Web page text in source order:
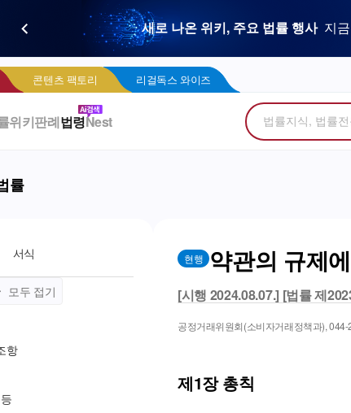
우리 로
콘텐츠 팩토리에서
새로 나온 위키, 주요 법률 행사 지
LegalDocs
Wise 리걸독스
네플라 광고 문의 법률 소비자에
콘텐츠 팩토리 리걸독스 와이즈
위키판례법령Nest
률
서식
모두 접기
항
현행 약관의 규제
[시행 2024.08.07.] [법률 제
공정거래위원회(소비자거래정책과), 044-
제1장 총칙